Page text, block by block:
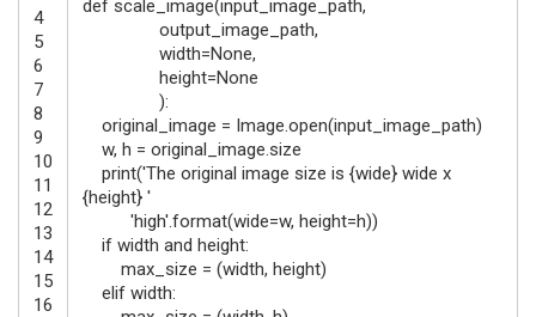
4
5
6
7
8
9
10
11
12
13
14
15
16
def scale_image(input_image_path,
output_image_path,
width=None,
height=None
):
original_image = Image.open(input_image_path)
w, h = original_image.size
print('The original image size is {wide} wide x
{height} '
'high'.format(wide=w, height=h))
if width and height:
max_size = (width, height)
elif width: